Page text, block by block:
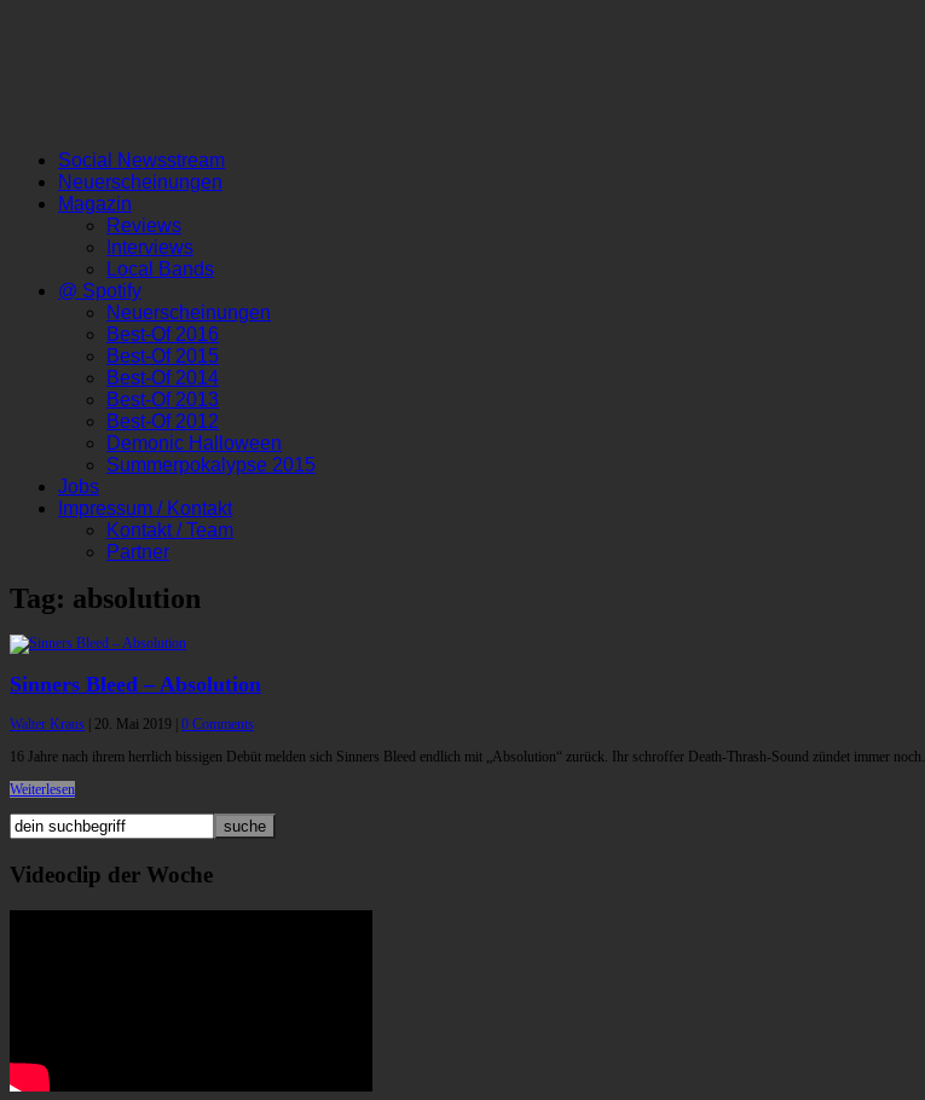
Social Newsstream
Neuerscheinungen
Magazin
Reviews
Interviews
Local Bands
@ Spotify
Neuerscheinungen
Best-Of 2016
Best-Of 2015
Best-Of 2014
Best-Of 2013
Best-Of 2012
Demonic Halloween
Summerpokalypse 2015
Jobs
Impressum / Kontakt
Kontakt / Team
Partner
Tag: absolution
Sinners Bleed – Absolution
Walter Kraus 20. Mai 2019
0 Comments
16 Jahre nach ihrem herrlich bissigen Debüt melden sich Sinners Bleed endlich mit „Absolution“ zurück. Ihr schroffer Death-Thrash-Sound zündet immer noch.
Weiterlesen
Videoclip der Woche